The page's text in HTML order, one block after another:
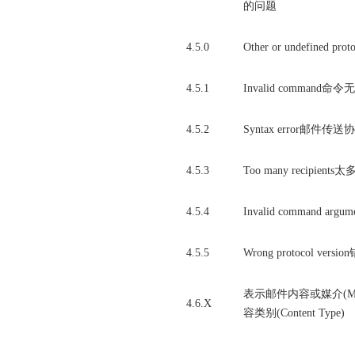
的问题
4.5.0 Other or undefined
4.5.1 Invalid command命令
4.5.2 Syntax error邮件传送
4.5.3 Too many recipients太
4.5.4 Invalid command
4.5.5 Wrong protocol
4.6.X
表示邮件内容或媒介
容类别(Content Type)